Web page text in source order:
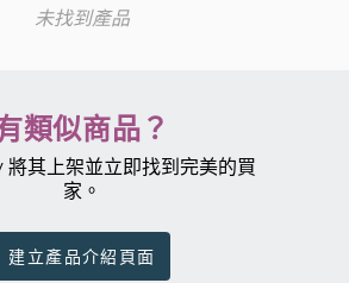
未找到產品
類似商品？
其上架並立即找到完美的買
家。
建立產品介紹頁面